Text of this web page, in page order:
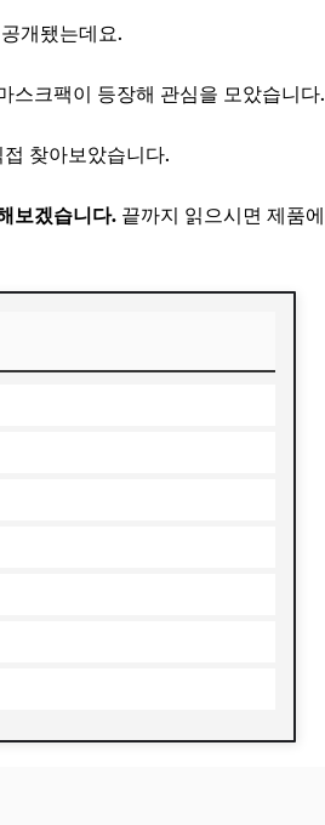
개됐는데요.
스크팩이 등장해 관심을 모았습니다.
찾아보았습니다.
보겠습니다. 끝까지 읽으시면 제품에